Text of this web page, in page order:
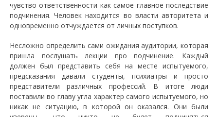
чувство ответственности как самое главное последствие
подчинения. Человек находится во власти авторитета и
одновременно отчуждается от личных поступков.
Несложно определить сами ожидания аудитории, которая
пришла послушать лекции про подчинение. Каждый
должен был представить себя на месте испытуемого,
предсказания давали студенты, психиатры и просто
представители различных профессий. В итоге люди
поставили во главу угла характер самого испытуемого, но
никак не ситуацию, в которой он оказался. Они были